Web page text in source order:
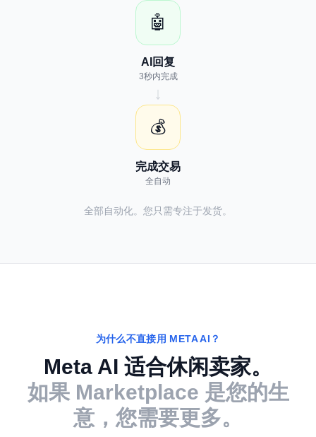
🤖
AI回复
3秒内完成
↓
💰
完成交易
全自动
全部自动化。您只需专注于发货。
为什么不直接用 META AI？
Meta AI 适合休闲卖家。
如果 Marketplace 是您的生
意，您需要更多。